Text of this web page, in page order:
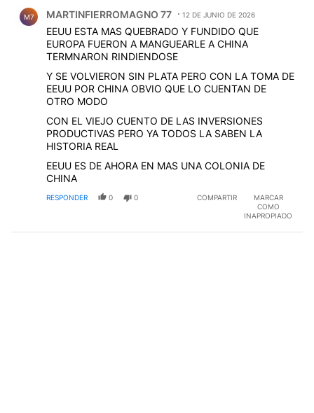
M7 MARTINFIERROMAGNO 77 12 DE JUNIO DE 2026
EEUU ESTA MAS QUEBRADO Y FUNDIDO QUE
EUROPA FUERON A MANGUEARLE A CHINA
TERMNARON RINDIENDOSE
Y SE VOLVIERON SIN PLATA PERO CON LA TOMA DE
EEUU POR CHINA OBVIO QUE LO CUENTAN DE
OTRO MODO
CON EL VIEJO CUENTO DE LAS INVERSIONES
PRODUCTIVAS PERO YA TODOS LA SABEN LA
HISTORIA REAL
EEUU ES DE AHORA EN MAS UNA COLONIA DE
CHINA
RESPONDER 0 0 COMPARTIR
MARCAR
COMO
INAPROPIADO